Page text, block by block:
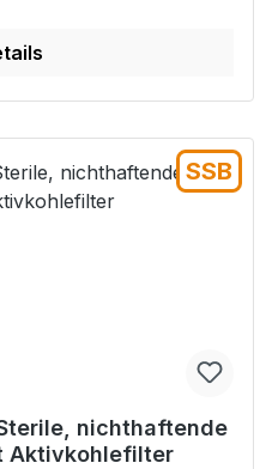
SSB
nichthaftende
Aktivkohlefilter